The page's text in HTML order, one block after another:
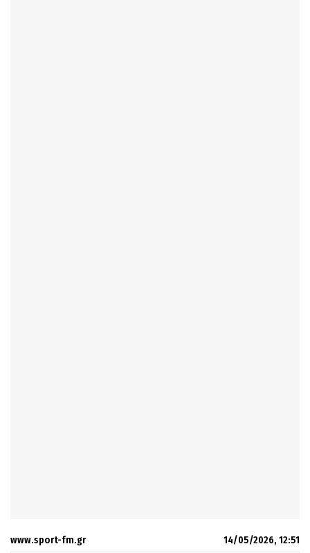
www.sport-fm.gr 14/05/2026, 12:51